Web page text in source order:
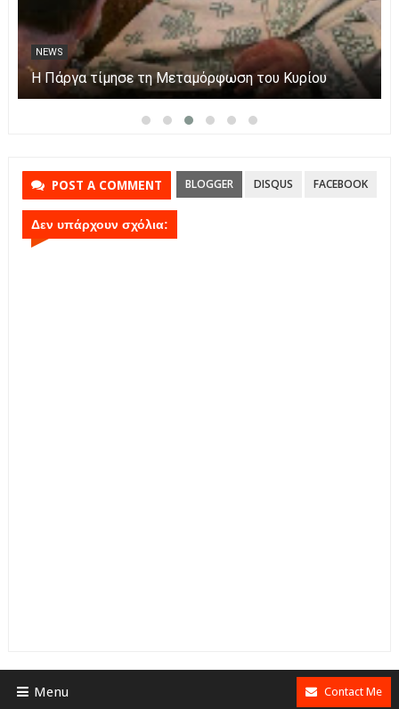
NEWS
Η Πάργα τίμησε τη Μεταμόρφωση του Κυρίου
POST A COMMENT BLOGGER DISQUS FACEBOOK
Δεν υπάρχουν σχόλια:
Menu Contact Me